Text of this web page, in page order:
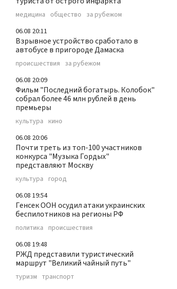
медицина общество за рубежом
06.08 20:11
Взрывное устройство сработало в
автобусе в пригороде Дамаска
происшествия за рубежом
06.08 20:09
Фильм "Последний богатырь. Колобок"
собрал более 46 млн рублей в день
премьеры
культура кино
06.08 20:06
Почти треть из топ-100 участников
конкурса "Музыка Гордых"
представляют Москву
культура город
06.08 19:54
Генсек ООН осудил атаки украинских
беспилотников на регионы РФ
политика происшествия
06.08 19:48
РЖД представили туристический
маршрут "Великий чайный путь"
туризм транспорт